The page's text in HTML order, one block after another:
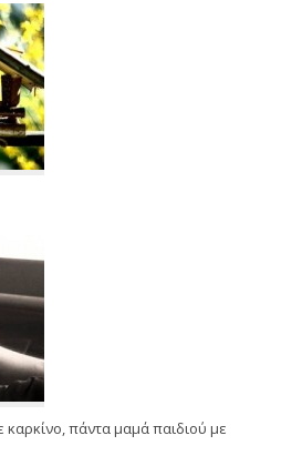
πάντα μαμά παιδιού με